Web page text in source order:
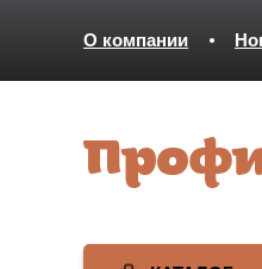
О компании